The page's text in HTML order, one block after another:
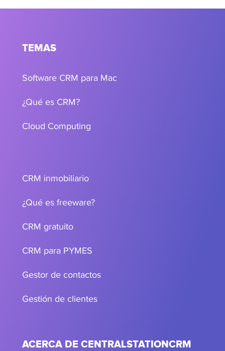
TEMAS
Software CRM para Mac
¿Qué es CRM?
Cloud Computing
CRM inmobiliario
¿Qué es freeware?
CRM gratuito
CRM para PYMES
Gestor de contactos
Gestión de clientes
ACERCA DE CENTRALSTATIONCRM